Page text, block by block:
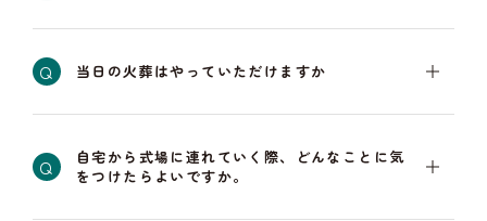
Q 当日の火葬はやっていただけますか
Q
自宅から式場に連れていく際、どんなことに気
をつけたらよいですか。